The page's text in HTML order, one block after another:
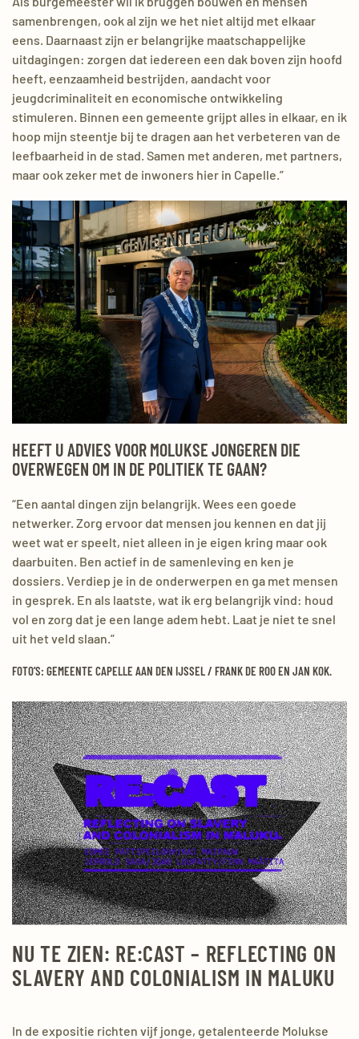
samenbrengen, ook al zijn we het niet altijd met elkaar
eens. Daarnaast zijn er belangrijke maatschappelijke
uitdagingen: zorgen dat iedereen een dak boven zijn hoofd
heeft, eenzaamheid bestrijden, aandacht voor
jeugdcriminaliteit en economische ontwikkeling
stimuleren. Binnen een gemeente grijpt alles in elkaar, en ik
hoop mijn steentje bij te dragen aan het verbeteren van de
leefbaarheid in de stad. Samen met anderen, met partners,
maar ook zeker met de inwoners hier in Capelle.”
HEEFT U ADVIES VOOR MOLUKSE JONGEREN DIE
OVERWEGEN OM IN DE POLITIEK TE GAAN?
“Een aantal dingen zijn belangrijk. Wees een goede
netwerker. Zorg ervoor dat mensen jou kennen en dat jij
weet wat er speelt, niet alleen in je eigen kring maar ook
daarbuiten. Ben actief in de samenleving en ken je
dossiers. Verdiep je in de onderwerpen en ga met mensen
in gesprek. En als laatste, wat ik erg belangrijk vind: houd
vol en zorg dat je een lange adem hebt. Laat je niet te snel
uit het veld slaan.”
FOTO’S: GEMEENTE CAPELLE AAN DEN IJSSEL / FRANK DE ROO EN JAN KOK.
NU TE ZIEN: RE:CAST – REFLECTING ON
SLAVERY AND COLONIALISM IN MALUKU
In de expositie richten vijf jonge, getalenteerde Molukse